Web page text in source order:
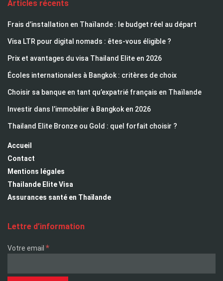
Articles récents
Frais d’installation en Thaïlande : le budget réel au départ
Visa LTR pour digital nomads : êtes-vous éligible ?
Prix et avantages du visa Thailand Elite en 2026
Écoles internationales à Bangkok : critères de choix
Choisir sa banque en tant qu’expatrié français en Thaïlande
Investir dans l’immobilier à Bangkok en 2026
Thailand Elite Bronze ou Gold : quel forfait choisir ?
Accueil
Contact
Mentions légales
Thailande Elite Visa
Assurances santé en Thaïlande
Lettre d’information
Votre email *